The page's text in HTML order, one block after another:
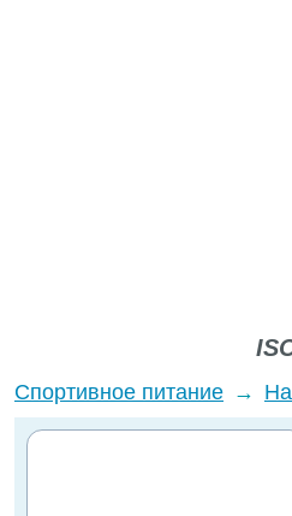
Спортивное питание →